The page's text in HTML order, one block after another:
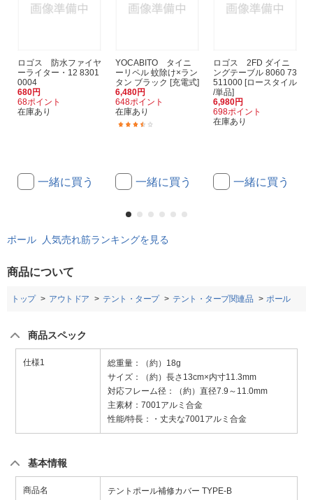
ロゴス 防水ファイヤ
ーライター・12 8301
0004
680円
68ポイント
在庫あり
一緒に買う
YOCABITO タイニ
ーリペル 蚊除け×ラン
タン ブラック [充電式]
6,480円
648ポイント
在庫あり
一緒に買う
ロゴス 2FD ダイニ
ングテーブル 8060 73
511000 [ロースタイル
/単品]
6,980円
698ポイント
在庫あり
一緒に買う
ポール 人気売れ筋ランキングを見る
商品について
トップ アウトドア テント・タープ テント・タープ関連品 ポール
商品スペック
仕様1
総重量：（約）18g
サイズ：（約）長さ13cm×内寸11.3mm
対応フレーム径：（約）直径7.9～11.0mm
主素材：7001アルミ合金
性能/特長：・丈夫な7001アルミ合金
基本情報
商品名 テントポール補修カバー TYPE-B